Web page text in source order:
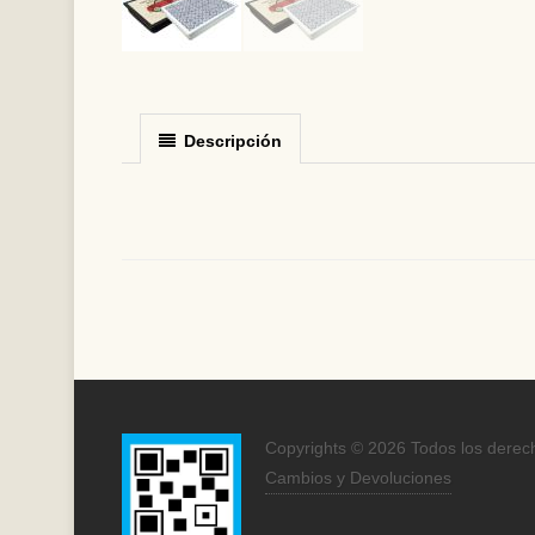
Descripción
Copyrights © 2026 Todos los
Cambios y Devoluciones